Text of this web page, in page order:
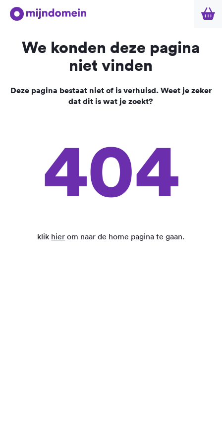
We konden deze pagina
niet vinden
Deze pagina bestaat niet of is verhuisd. Weet je zeker
dat dit is wat je zoekt?
404
klik hier om naar de home pagina te gaan.